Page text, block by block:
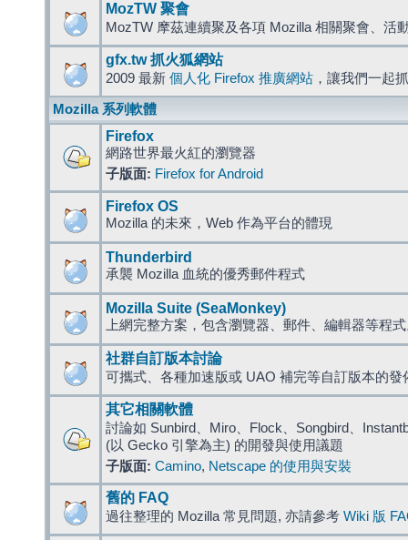
MozTW 聚會
MozTW 摩茲連續聚及各項 Mozilla 相關聚會、活
gfx.tw 抓火狐網站
2009 最新 個人化 Firefox 推廣網站 ，讓我們一起
Mozilla 系列軟體
Firefox
網路世界最火紅的瀏覽器
子版面: Firefox for Android
Firefox OS
Mozilla 的未來，Web 作為平台的體現
Thunderbird
承襲 Mozilla 血統的優秀郵件程式
Mozilla Suite (SeaMonkey)
上網完整方案，包含瀏覽器、郵件、編輯器等程
社群自訂版本討論
可攜式、各種加速版或 UAO 補完等自訂版本的發
其它相關軟體
討論如 Sunbird、Miro、Flock、Songbird、
(以 Gecko 引擎為主) 的開發與使用議題
子版面: Camino, Netscape 的使用與安裝
舊的 FAQ
過往整理的 Mozilla 常見問題, 亦請參考 Wiki 版